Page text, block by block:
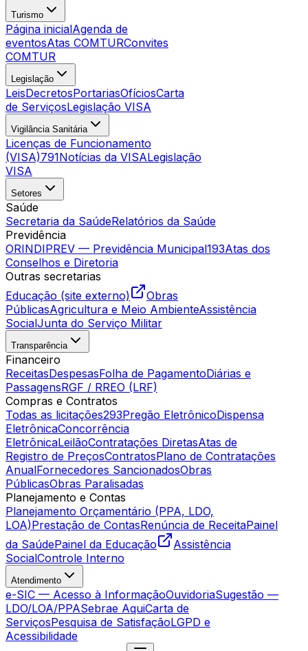
Turismo
Página inicialAgenda de
eventosAtas COMTURConvites
COMTUR
Legislação
LeisDecretosPortariasOfíciosCarta
de ServiçosLegislação VISA
Vigilância Sanitária
Licenças de Funcionamento
(VISA)791Notícias da VISALegislação
VISA
Setores
Saúde
Secretaria da SaúdeRelatórios da Saúde
Previdência
ORINDIPREV — Previdência Municipal193Atas dos
Conselhos e Diretoria
Outras secretarias
Educação (site externo)
Obras
PúblicasAgricultura e Meio AmbienteAssistência
SocialJunta do Serviço Militar
Transparência
Financeiro
ReceitasDespesasFolha de PagamentoDiárias e
PassagensRGF / RREO (LRF)
Compras e Contratos
Todas as licitações293Pregão EletrônicoDispensa
EletrônicaConcorrência
EletrônicaLeilãoContratações DiretasAtas de
Registro de PreçosContratosPlano de Contratações
AnualFornecedores SancionadosObras
PúblicasObras Paralisadas
Planejamento e Contas
Planejamento Orçamentário (PPA, LDO,
LOA)Prestação de ContasRenúncia de ReceitaPainel
da SaúdePainel da Educação
Assistência
SocialControle Interno
Atendimento
e-SIC — Acesso à InformaçãoOuvidoriaSugestão —
LDO/LOA/PPASebrae AquiCarta de
ServiçosPesquisa de SatisfaçãoLGPD e
Acessibilidade